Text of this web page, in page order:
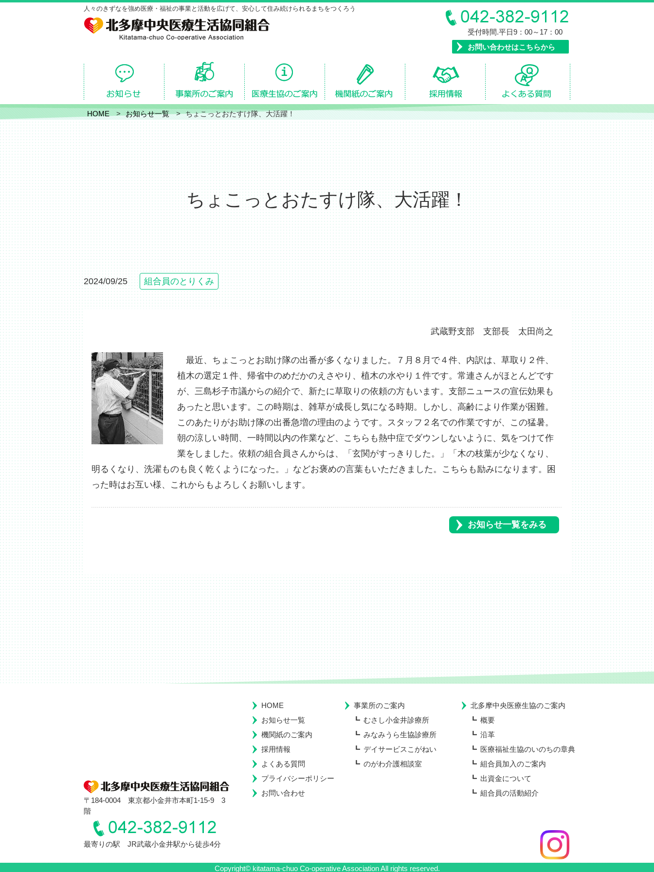
人々のきずなを強め医療・福祉の事業と活動を広げて、安心して住み続けられるまちをつくろう
受付時間.平日9：00～17：00
お問い合わせはこちらから
HOME お知らせ一覧 ちょこっとおたすけ隊、大活躍！
ちょこっとおたすけ隊、大活躍！
2024/09/25 組合員のとりくみ
武蔵野支部 支部長 太田尚之
最近、ちょこっとお助け隊の出番が多くなりました。７月８月で４件、内訳は、草取り２件、
植木の選定１件、帰省中のめだかのえさやり、植木の水やり１件です。常連さんがほとんどです
が、三島杉子市議からの紹介で、新たに草取りの依頼の方もいます。支部ニュースの宣伝効果も
あったと思います。この時期は、雑草が成長し気になる時期。しかし、高齢により作業が困難。
このあたりがお助け隊の出番急増の理由のようです。スタッフ２名での作業ですが、この猛暑。
朝の涼しい時間、一時間以内の作業など、こちらも熱中症でダウンしないように、気をつけて作
業をしました。依頼の組合員さんからは、「玄関がすっきりした。」「木の枝葉が少なくなり、
明るくなり、洗濯ものも良く乾くようになった。」などお褒めの言葉もいただきました。こちらも励みになります。困
った時はお互い様、これからもよろしくお願いします。
お知らせ一覧をみる
〒184-0004 東京都小金井市本町1-15-9 3
階
最寄りの駅 JR武蔵小金井駅から徒歩4分
HOME
お知らせ一覧
機関紙のご案内
採用情報
よくある質問
プライバシーポリシー
お問い合わせ
事業所のご案内
むさし小金井診療所
みなみうら生協診療所
デイサービスこがねい
のがわ介護相談室
北多摩中央医療生協のご案内
概要
沿革
医療福祉生協のいのちの章典
組合員加入のご案内
出資金について
組合員の活動紹介
Copyright© kitatama-chuo Co-operative Association All rights reserved.